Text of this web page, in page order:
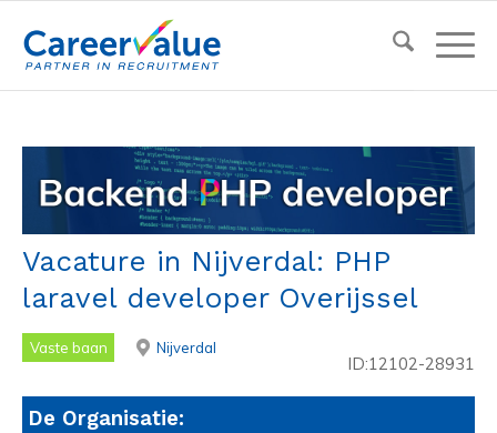
Vacature in Nijverdal: PHP
laravel developer Overijssel
Vaste baan Nijverdal
ID:12102-28931
De Organisatie: